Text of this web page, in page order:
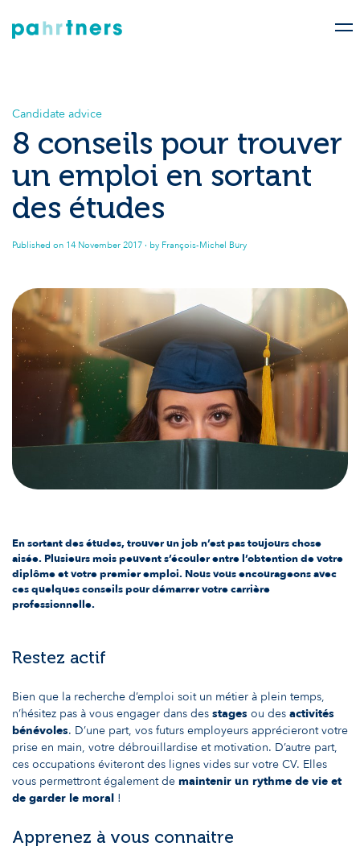
Candidate advice
8 conseils pour trouver
un emploi en sortant
des études
Published on 14 November 2017 · by François-Michel Bury
En sortant des études, trouver un job n’est pas toujours chose
aisée. Plusieurs mois peuvent s’écouler entre l’obtention de votre
diplôme et votre premier emploi. Nous vous encourageons avec
ces quelques conseils pour démarrer votre carrière
professionnelle.
Restez actif
Bien que la recherche d’emploi soit un métier à plein temps,
n’hésitez pas à vous engager dans des stages ou des activités
bénévoles. D’une part, vos futurs employeurs apprécieront votre
prise en main, votre débrouillardise et motivation. D’autre part,
ces occupations éviteront des lignes vides sur votre CV. Elles
vous permettront également de maintenir un rythme de vie et
de garder le moral !
Apprenez à vous connaitre